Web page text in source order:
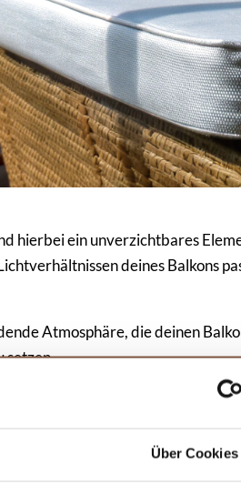
Über Cookies
hierbei ein unverzichtbares
deines Balkons
Atmosphäre, die deinen
setzen.
Charme. Sie sorgen
Wind und Regen standhalten.
auch eine Portion